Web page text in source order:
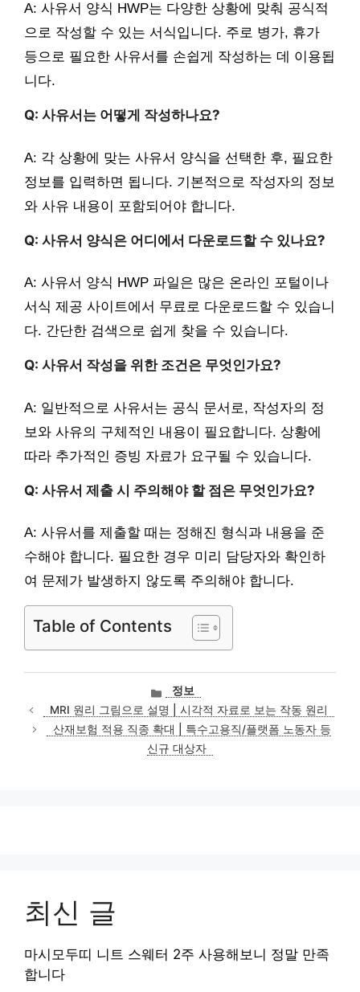
A: 사유서 양식 HWP는 다양한 상황에 맞춰 공식적
으로 작성할 수 있는 서식입니다. 주로 병가, 휴가
등으로 필요한 사유서를 손쉽게 작성하는 데 이용됩
니다.
Q: 사유서는 어떻게 작성하나요?
A: 각 상황에 맞는 사유서 양식을 선택한 후, 필요한
정보를 입력하면 됩니다. 기본적으로 작성자의 정보
와 사유 내용이 포함되어야 합니다.
Q: 사유서 양식은 어디에서 다운로드할 수 있나요?
A: 사유서 양식 HWP 파일은 많은 온라인 포털이나
서식 제공 사이트에서 무료로 다운로드할 수 있습니
다. 간단한 검색으로 쉽게 찾을 수 있습니다.
Q: 사유서 작성을 위한 조건은 무엇인가요?
A: 일반적으로 사유서는 공식 문서로, 작성자의 정
보와 사유의 구체적인 내용이 필요합니다. 상황에
따라 추가적인 증빙 자료가 요구될 수 있습니다.
Q: 사유서 제출 시 주의해야 할 점은 무엇인가요?
A: 사유서를 제출할 때는 정해진 형식과 내용을 준
수해야 합니다. 필요한 경우 미리 담당자와 확인하
여 문제가 발생하지 않도록 주의해야 합니다.
Table of Contents
카
테
고
리
정보
MRI 원리 그림으로 설명 | 시각적 자료로 보는 작동 원리
산재보험 적용 직종 확대 | 특수고용직/플랫폼 노동자 등
신규 대상자
최신 글
마시모두띠 니트 스웨터 2주 사용해보니 정말 만족
합니다